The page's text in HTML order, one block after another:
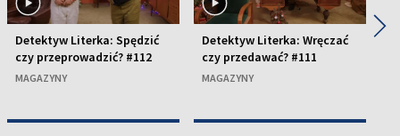
Detektyw Literka: Spędzić
czy przeprowadzić? #112
MAGAZYNY
Detektyw Literka: Wręczać
czy przedawać? #111
MAGAZYNY
▶